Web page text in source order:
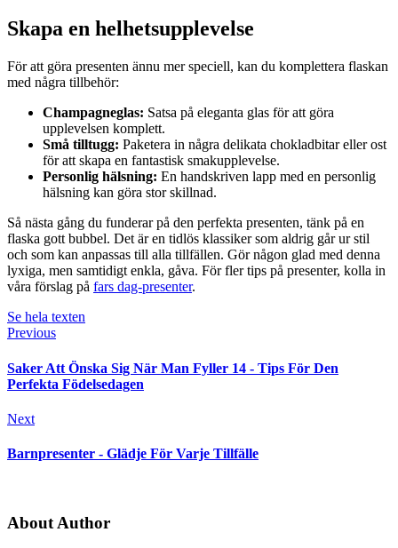
Skapa en helhetsupplevelse
För att göra presenten ännu mer speciell, kan du komplettera flaskan
med några tillbehör:
Champagneglas: Satsa på eleganta glas för att göra
upplevelsen komplett.
Små tilltugg: Paketera in några delikata chokladbitar eller ost
för att skapa en fantastisk smakupplevelse.
Personlig hälsning: En handskriven lapp med en personlig
hälsning kan göra stor skillnad.
Så nästa gång du funderar på den perfekta presenten, tänk på en
flaska gott bubbel. Det är en tidlös klassiker som aldrig går ur stil
och som kan anpassas till alla tillfällen. Gör någon glad med denna
lyxiga, men samtidigt enkla, gåva. För fler tips på presenter, kolla in
våra förslag på fars dag-presenter.
Se hela texten
Previous
Saker Att Önska Sig När Man Fyller 14 - Tips För Den
Perfekta Födelsedagen
Next
Barnpresenter - Glädje För Varje Tillfälle
About Author